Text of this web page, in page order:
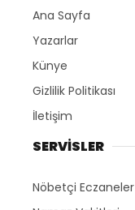
Ana Sayfa
Yazarlar
Künye
Gizlilik Politikası
İletişim
SERVİSLER
Nöbetçi Eczaneler